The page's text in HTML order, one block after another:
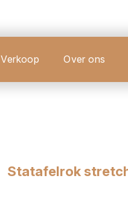
Verkoop Over ons
Statafelrok